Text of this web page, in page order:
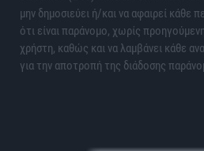
μην δημοσιεύει ή/και να αφαιρεί κάθε
ότι είναι παράνομο, χωρίς
χρήστη, καθώς και να λαμβάνει κάθε
για την αποτροπή της διάδοσης